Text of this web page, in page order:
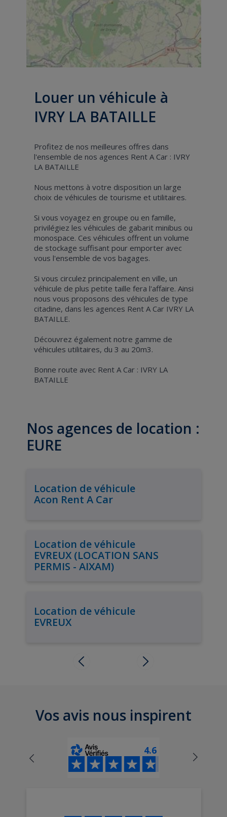
Louer un véhicule à
IVRY LA BATAILLE
Profitez de nos meilleures offres dans
l'ensemble de nos agences Rent A Car : IVRY
LA BATAILLE
Nous mettons à votre disposition un large
choix de véhicules de tourisme et utilitaires.
Si vous voyagez en groupe ou en famille,
privilégiez les véhicules de gabarit minibus ou
monospace. Ces véhicules offrent un volume
de stockage suffisant pour emporter avec
vous l'ensemble de vos bagages.
Si vous circulez principalement en ville, un
véhicule de plus petite taille fera l'affaire. Ainsi
nous vous proposons des véhicules de type
citadine, dans les agences Rent A Car IVRY LA
BATAILLE.
Découvrez également notre gamme de
véhicules utilitaires, du 3 au 20m3.
Bonne route avec Rent A Car : IVRY LA
BATAILLE
Nos agences de location :
EURE
Location de véhicule
Acon Rent A Car
Location de véhicule
EVREUX (LOCATION SANS
PERMIS - AIXAM)
Location de véhicule
EVREUX
Vos avis nous inspirent
4.6